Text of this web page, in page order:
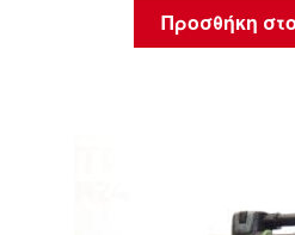
Προσθήκη